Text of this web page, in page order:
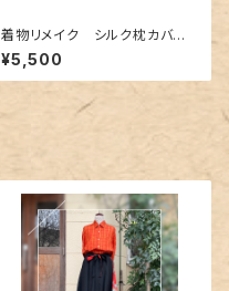
着物リメイク シルク枕カバ
ー 004
¥5,500